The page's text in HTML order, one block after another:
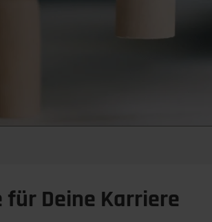
für Deine Karriere